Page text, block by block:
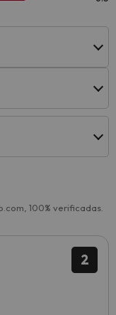
100% verificadas.
2